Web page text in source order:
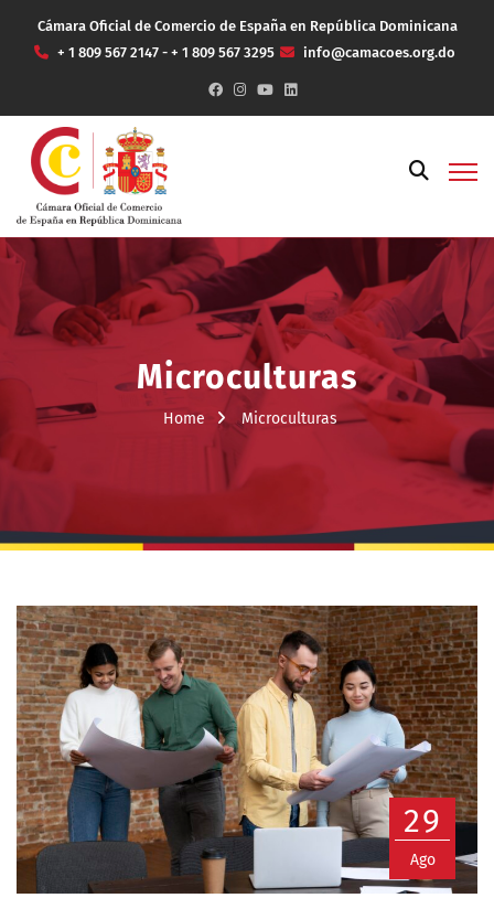
Cámara Oficial de Comercio de España en República Dominicana
+ 1 809 567 2147 - + 1 809 567 3295
info@camacoes.org.do
Microculturas
Home Microculturas
29
Ago